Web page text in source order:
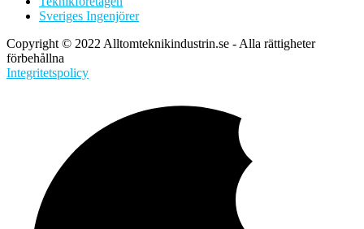
Sveriges Ingenjörer
Copyright © 2022 Alltomteknikindustrin.se - Alla rättigheter
förbehållna
Integritetspolicy